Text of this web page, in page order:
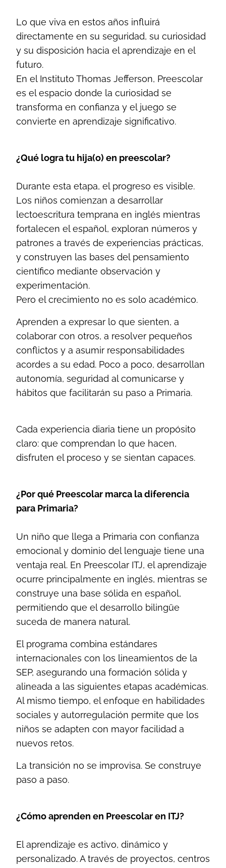
Lo que viva en estos años influirá
directamente en su seguridad, su curiosidad
y su disposición hacia el aprendizaje en el
futuro.
En el Instituto Thomas Jefferson, Preescolar
es el espacio donde la curiosidad se
transforma en confianza y el juego se
convierte en aprendizaje significativo.
¿Qué logra tu hija(o) en preescolar?
Durante esta etapa, el progreso es visible.
Los niños comienzan a desarrollar
lectoescritura temprana en inglés mientras
fortalecen el español, exploran números y
patrones a través de experiencias prácticas,
y construyen las bases del pensamiento
científico mediante observación y
experimentación.
Pero el crecimiento no es solo académico.
Aprenden a expresar lo que sienten, a
colaborar con otros, a resolver pequeños
conflictos y a asumir responsabilidades
acordes a su edad. Poco a poco, desarrollan
autonomía, seguridad al comunicarse y
hábitos que facilitarán su paso a Primaria.
Cada experiencia diaria tiene un propósito
claro: que comprendan lo que hacen,
disfruten el proceso y se sientan capaces.
¿Por qué Preescolar marca la diferencia
para Primaria?
Un niño que llega a Primaria con confianza
emocional y dominio del lenguaje tiene una
ventaja real. En Preescolar ITJ, el aprendizaje
ocurre principalmente en inglés, mientras se
construye una base sólida en español,
permitiendo que el desarrollo bilingüe
suceda de manera natural.
El programa combina estándares
internacionales con los lineamientos de la
SEP, asegurando una formación sólida y
alineada a las siguientes etapas académicas.
Al mismo tiempo, el enfoque en habilidades
sociales y autorregulación permite que los
niños se adapten con mayor facilidad a
nuevos retos.
La transición no se improvisa. Se construye
paso a paso.
¿Cómo aprenden en Preescolar en ITJ?
El aprendizaje es activo, dinámico y
personalizado. A través de proyectos, centros